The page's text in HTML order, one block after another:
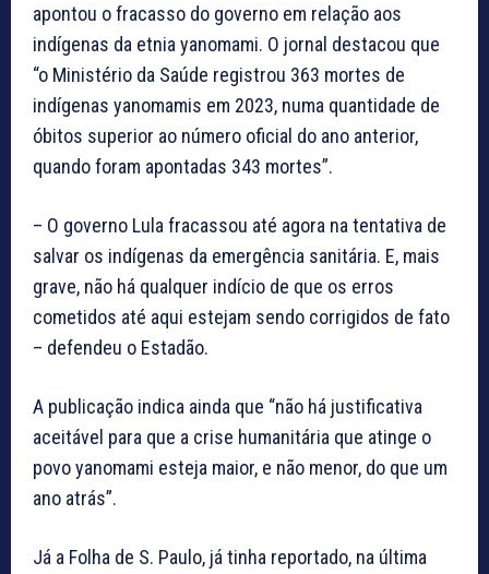
apontou o fracasso do governo em relação aos
indígenas da etnia yanomami. O jornal destacou que
“o Ministério da Saúde registrou 363 mortes de
indígenas yanomamis em 2023, numa quantidade de
óbitos superior ao número oficial do ano anterior,
quando foram apontadas 343 mortes”.
– O governo Lula fracassou até agora na tentativa de
salvar os indígenas da emergência sanitária. E, mais
grave, não há qualquer indício de que os erros
cometidos até aqui estejam sendo corrigidos de fato
– defendeu o Estadão.
A publicação indica ainda que “não há justificativa
aceitável para que a crise humanitária que atinge o
povo yanomami esteja maior, e não menor, do que um
ano atrás”.
Já a Folha de S. Paulo, já tinha reportado, na última